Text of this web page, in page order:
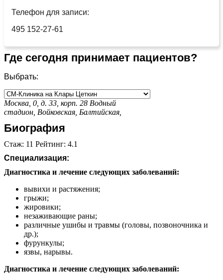
Телефон для записи:
495 152-27-61
Где сегодня принимает пациентов?
Выбрать:
Москва, 0, д. 33, корп. 28 Водный
стадион, Войковская, Балтийская,
Биография
Стаж: 11 Рейтинг: 4.1
Специализация:
Диагностика и лечение следующих заболеваний:
вывихи и растяжения;
грыжи;
жировики;
незаживающие раны;
различные ушибы и травмы (головы, позвоночника и
др.);
фурункулы;
язвы, нарывы.
Диагностика и лечение следующих заболеваний: